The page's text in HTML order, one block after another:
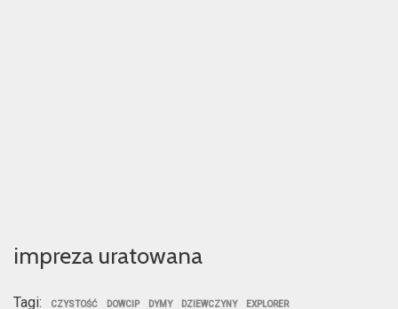
impreza uratowana
Tagi: CZYSTOŚĆ DOWCIP DYMY DZIEWCZYNY EXPLORER